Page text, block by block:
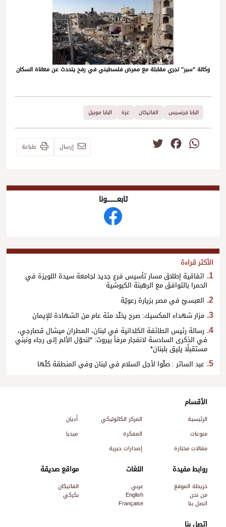
وكالة "سير" تجري مقابلة مع ممرض فلسطيني في رفح يتحدث عن معاناة السكان
البابا فرنسيس الفاتيكان غزة البابا موبيل
WhatsApp
Facebook إرسال طباعة
تابعــــــــــونا
الأكثر قراءة
اتفاقية إطلاق مسار تأسيس فرع جديد لجامعة سيدة اللويزة في
الحمرا بالتوافق مع الرهبنة الكبوشية
العبسيّ في مصر بزيارة رعويّة
مزار شهداء المكسيك: صرح يخلّد مئة عام من الشهادة للإيمان
رسالة رئيس الطائفة الكلدانية في لبنان، المطران ميشال قصارجي،
في الذكرى السادسة لانفجار مرفأ بيروت: *لنحوّل الألم إلى رجاء ونبني
مستقبلًا يليق بلبنان*
عبد الساتر : صلّوا لأجل السلام في لبنان وفي المنطقة كلّها
اتصل بنا
الأقسام
الرئيسية المركز الكاثوليكي
أديان
منوعات
المفكرة
ميديا
مقالات مختارة
إصدارات حبرية
روابط مفيدة
خريطة الموقع
من نحن
اتصل بنا
اللغات
عربي
English
Française
مواقع صديقة
الفاتيكان
بكركي